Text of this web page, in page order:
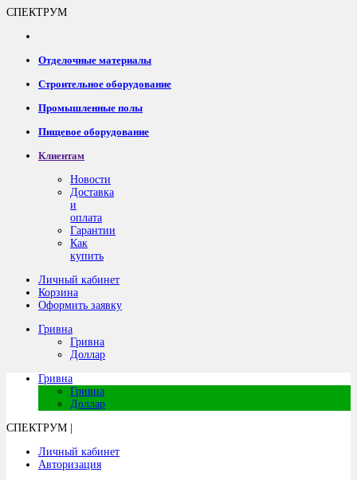
СПЕКТРУМ
Отделочные материалы
Строительное оборудование
Промышленные полы
Пищевое оборудование
Клиентам
Новости
Доставка
и
оплата
Гарантии
Как
купить
Личный кабинет
Корзина
Оформить заявку
Гривна
Гривна
Доллар
Гривна
Гривна
Доллар
СПЕКТРУМ
Личный кабинет
Авторизация